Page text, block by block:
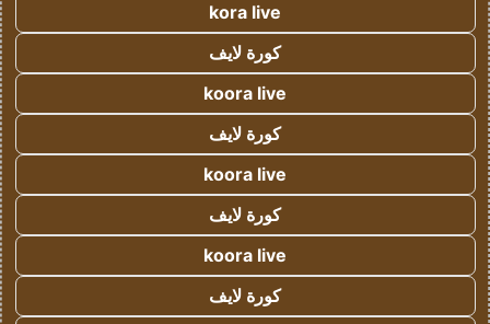
kora live
كورة لايف
koora live
كورة لايف
koora live
كورة لايف
koora live
كورة لايف